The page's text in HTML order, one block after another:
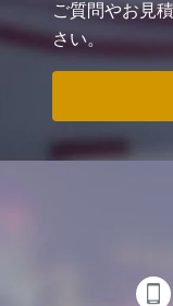
ご質問やお見
さい。